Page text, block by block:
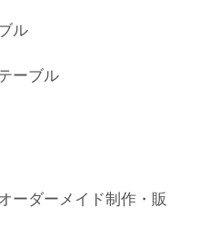
ル
ーブル
ーダーメイド制作・販